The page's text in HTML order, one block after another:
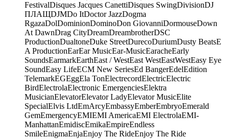
FestivalDisques Jacques CanettiDisques SwingDivisionDJ
ПЛАЩDJMDo ItDoctor JazzDogma
RgazaDolDominionDominoDon GiovanniDormouseDown
At DawnDrag CityDreamDreambrotherDSC
ProductionDualtoneDuke StreetDurecoDuriumDusty BeatsE
A ProductionEarEar MusicEar-MusicEaracheEarly
SoundsEarmarkEarthEast / WestEast WestEastWestEasy Eye
SoundEasy LifeECM New SeriesEd BangerEdelEdition
TelemarkEGEggEla TonElectrecordElectricElectric
BirdElectrolaElectronic EmergenciesElektra
MusicianElevatorElevator LadyElevator MusicElite
SpecialElvis LtdEmArcyEmbassyEmberEmbryoEmerald
GemEmergencyEMIEMI AmericaEMI ElectrolaEMI-
ManhattanEmidiscEmikaEmpireEndless
SmileEnigmaEnjaEnjoy The RideEnjoy The Ride